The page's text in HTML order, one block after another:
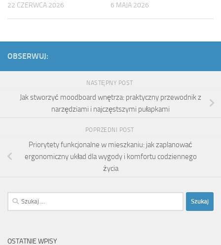
22 CZERWCA 2026 6 MAJA 2026
OBSERWUJ:
NASTĘPNY POST
Jak stworzyć moodboard wnętrza: praktyczny przewodnik z
narzędziami i najczęstszymi pułapkami
POPRZEDNI POST
Priorytety funkcjonalne w mieszkaniu: jak zaplanować
ergonomiczny układ dla wygody i komfortu codziennego
życia
Szukaj:
OSTATNIE WPISY